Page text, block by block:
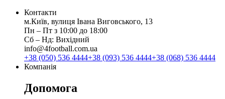
Контакти
м.Київ, вулиця Івана Виговського, 13
Пн ‒ Пт з 10:00 до 18:00
Сб ‒ Нд: Вихідний
info@4football.com.ua
+38 (050) 536 4444+38 (093) 536 4444+38 (068) 536 4444
Компанія
Допомога